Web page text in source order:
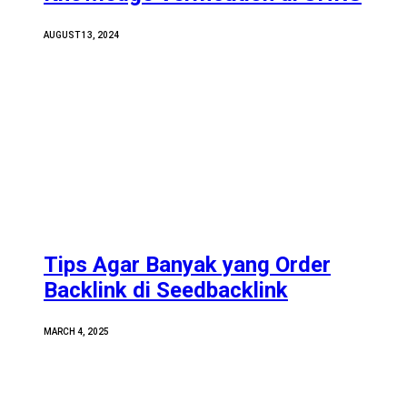
AUGUST 13, 2024
Tips Agar Banyak yang Order
Backlink di Seedbacklink
MARCH 4, 2025